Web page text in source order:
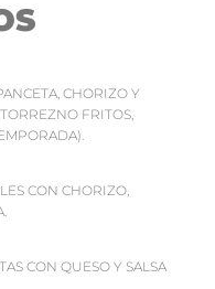
CHORIZO Y
FRITOS,
CON CHORIZO,
CON QUESO Y SALSA